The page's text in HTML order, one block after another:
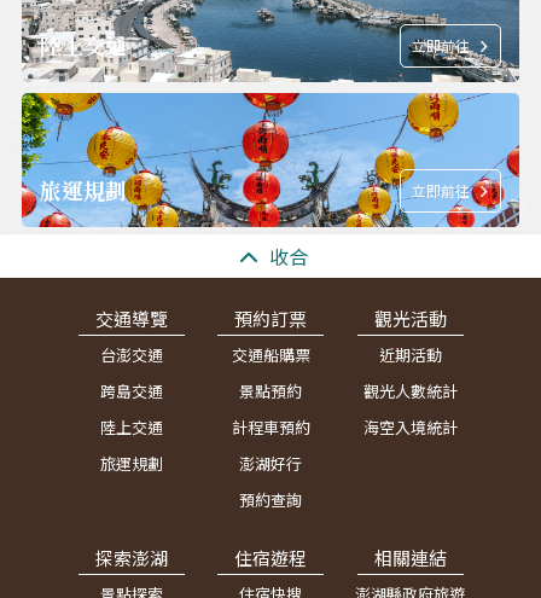
陸上交通 立即前往
旅運規劃 立即前往
收合
交通導覽
台澎交通
跨島交通
陸上交通
旅運規劃
預約訂票
交通船購票
景點預約
計程車預約
澎湖好行
預約查詢
觀光活動
近期活動
觀光人數統計
海空入境統計
探索澎湖 住宿遊程 相關連結